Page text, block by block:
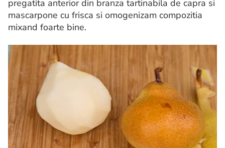
pregatita anterior din branza tartinabila de capra si
mascarpone cu frisca si omogenizam compozitia
mixand foarte bine.